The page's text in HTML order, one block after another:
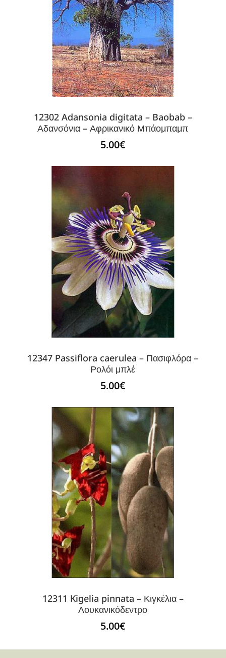
12302 Adansonia digitata – Baobab –
Αδανσόνια – Αφρικανικό Μπάομπαμπ
5.00€
12347 Passiflora caerulea – Πασιφλόρα –
Ρολόι μπλέ
5.00€
12311 Kigelia pinnata – Κιγκέλια –
Λουκανικόδεντρο
5.00€